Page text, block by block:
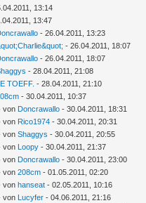
13:14
13:47
- 26.04.2011, 13:23
- 26.04.2011, 18:07
- 26.04.2011, 18:07
- 28.04.2011, 21:08
TOEFF. - 28.04.2011, 21:10
- 30.04.2011, 10:37
von Doncrawallo - 30.04.2011, 18:31
von Rico1974 - 30.04.2011, 20:31
vonShaggys - 30.04.2011, 20:55
von Loopy - 30.04.2011, 21:37
von Doncrawallo - 30.04.2011, 23:00
von208cm - 01.05.2011, 02:20
vonhanseat - 02.05.2011, 10:16
von Lucyfer - 04.06.2011, 21:16